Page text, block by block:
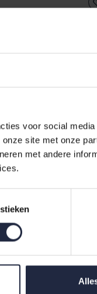
voor social
site met onze
met andere
Schouder Tas